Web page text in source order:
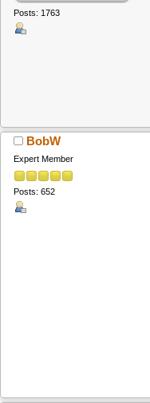
Posts: 1763
BobW
Expert Member
Posts: 652